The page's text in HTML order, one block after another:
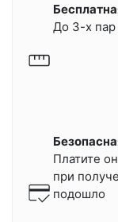
До 3-х пар
Платите
при
подошло